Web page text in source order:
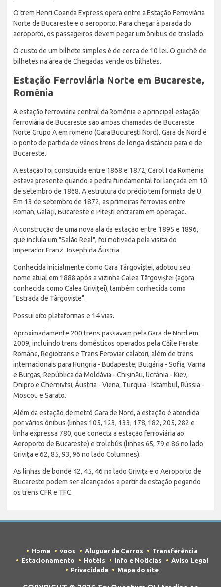
O trem Henri Coanda Express opera entre a Estação Ferroviária
Norte de Bucareste e o aeroporto. Para chegar à parada do
aeroporto, os passageiros devem pegar um ônibus de traslado.
O custo de um bilhete simples é de cerca de 10 lei. O guichê de
bilhetes na área de Chegadas vende os bilhetes.
Estação Ferroviária Norte em Bucareste,
Romênia
A estação ferroviária central da Romênia e a principal estação
ferroviária de Bucareste são ambas chamadas de Bucareste
Norte Grupo A em romeno (Gara București Nord). Gara de Nord é
o ponto de partida de vários trens de longa distância para e de
Bucareste.
A estação foi construída entre 1868 e 1872; Carol I da Romênia
estava presente quando a pedra fundamental foi lançada em 10
de setembro de 1868. A estrutura do prédio tem formato de U.
Em 13 de setembro de 1872, as primeiras ferrovias entre
Roman, Galaţi, Bucareste e Pitești entraram em operação.
A construção de uma nova ala da estação entre 1895 e 1896,
que incluía um "Salão Real", foi motivada pela visita do
Imperador Franz Joseph da Áustria.
Conhecida inicialmente como Gara Târgoviștei, adotou seu
nome atual em 1888 após a vizinha Calea Târgoviștei (agora
conhecida como Calea Griviței), também conhecida como
"Estrada de Târgoviște".
Possui oito plataformas e 14 vias.
Aproximadamente 200 trens passavam pela Gara de Nord em
2009, incluindo trens domésticos operados pela Căile Ferate
Române, Regiotrans e Trans Feroviar calatori, além de trens
internacionais para Hungria - Budapeste, Bulgária - Sofia, Varna
e Burgas, República da Moldávia - Chișinău, Ucrânia - Kiev,
Dnipro e Chernivtsi, Áustria - Viena, Turquia - Istambul, Rússia -
Moscou e Sarato.
Além da estação de metrô Gara de Nord, a estação é atendida
por vários ônibus (linhas 105, 123, 133, 178, 182, 205, 282 e
linha expressa 780, que conecta a estação ferroviária ao
Aeroporto de Bucareste) e trolebús (linhas 65, 79 e 86 no lado
Grivița e 62, 85, 93, 96 no lado Columnes).
As linhas de bonde 42, 45, 46 no lado Grivița e o Aeroporto de
Bucareste podem ser alcançados a partir da estação pegando
os trens CFR e TFC.
Home voos Aluguer de Carros
Transferência
Estacionamento
Hotéis Info e Notícias
Aviso Legal
Privacidade
Mapa do site